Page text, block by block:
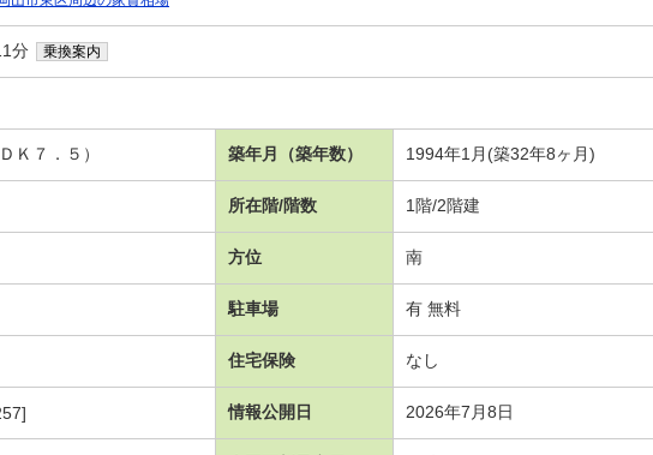
分 乗換案内
７．５） 築年月（築年数） 1994年1月(築32年8ヶ月)
所在階/階数 1階/2階建
方位 南
駐車場 有 無料
住宅保険 なし
情報公開日 2026年7月8日